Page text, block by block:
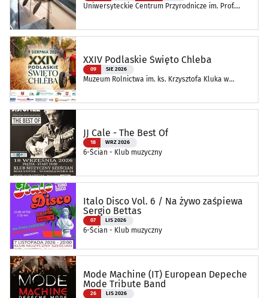
Uniwersyteckie Centrum Przyrodnicze im. Prof.
XXIV Podlaskie Święto Chleba
09 SIE 2026
Muzeum Rolnictwa im. ks. Krzysztofa Kluka w
JJ Cale - The Best Of
18 WRZ 2026
6-Ścian - Klub muzyczny
Italo Disco Vol. 6 / Na żywo zaśpiewa
Sergio Bettas
07 LIS 2026
6-Ścian - Klub muzyczny
Mode Machine (IT) European Depeche
Mode Tribute Band
26 LIS 2026